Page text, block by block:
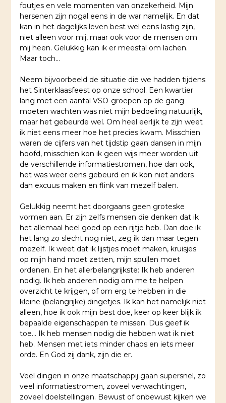
foutjes en vele momenten van onzekerheid. Mijn
hersenen zijn nogal eens in de war namelijk. En dat
kan in het dagelijks leven best wel eens lastig zijn,
niet alleen voor mij, maar ook voor de mensen om
mij heen. Gelukkig kan ik er meestal om lachen.
Maar toch…
Neem bijvoorbeeld de situatie die we hadden tijdens
het Sinterklaasfeest op onze school. Een kwartier
lang met een aantal VSO-groepen op de gang
moeten wachten was niet mijn bedoeling natuurlijk,
maar het gebeurde wel. Om heel eerlijk te zijn weet
ik niet eens meer hoe het precies kwam. Misschien
waren de cijfers van het tijdstip gaan dansen in mijn
hoofd, misschien kon ik geen wijs meer worden uit
de verschillende informatiestromen, hoe dan ook,
het was weer eens gebeurd en ik kon niet anders
dan excuus maken en flink van mezelf balen.
Gelukkig neemt het doorgaans geen groteske
vormen aan. Er zijn zelfs mensen die denken dat ik
het allemaal heel goed op een rijtje heb. Dan doe ik
het lang zo slecht nog niet, zeg ik dan maar tegen
mezelf. Ik weet dat ik lijstjes moet maken, kruisjes
op mijn hand moet zetten, mijn spullen moet
ordenen. En het allerbelangrijkste: Ik heb anderen
nodig. Ik heb anderen nodig om me te helpen
overzicht te krijgen, of om erg te hebben in die
kleine (belangrijke) dingetjes. Ik kan het namelijk niet
alleen, hoe ik ook mijn best doe, keer op keer blijk ik
bepaalde eigenschappen te missen. Dus geef ik
toe… Ik heb mensen nodig die hebben wat ik niet
heb. Mensen met iets minder chaos en iets meer
orde. En God zij dank, zijn die er.
Veel dingen in onze maatschappij gaan supersnel, zo
veel informatiestromen, zoveel verwachtingen,
zoveel doelstellingen. Bewust of onbewust kijken we